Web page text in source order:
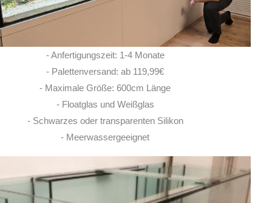
LISA ROHRLACHE
10. JUNI 2026
- Anfertigungszeit: 1-4 Monate
- Palettenversand: ab 119,99€
- Maximale Größe: 600cm Länge
- Floatglas und Weißglas
- Schwarzes oder transparenten Silikon
- Meerwassergeeignet